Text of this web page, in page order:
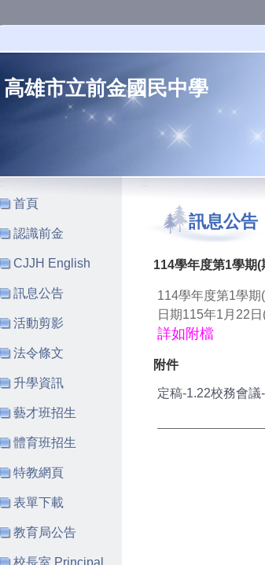
高雄市立前金國民中學
首頁
認識前金
CJJH English
訊息公告
活動剪影
法令條文
升學資訊
藝才班招生
體育班招生
特教網頁
表單下載
教育局公告
校長室 Principal
:::
訊息公告
114學年度第1學期
114學年度第1學
日期115年1月22
詳如附檔
附件
定稿-1.22校務會